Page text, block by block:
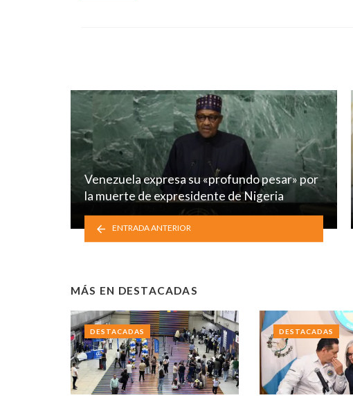
Venezuela expresa su «profundo pesar» por
la muerte de expresidente de Nigeria
ENTRADA ANTERIOR
MÁS EN DESTACADAS
DESTACADAS DESTACADAS